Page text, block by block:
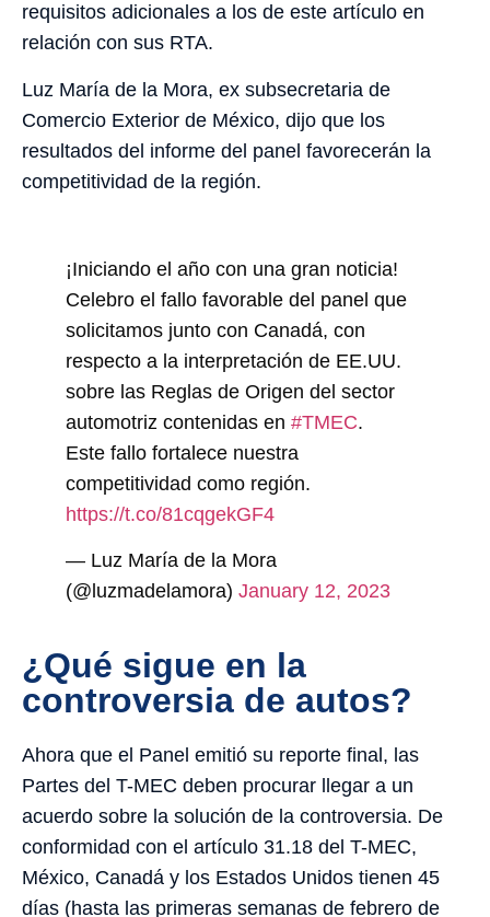
requisitos adicionales a los de este artículo en
relación con sus RTA.
Luz María de la Mora, ex subsecretaria de
Comercio Exterior de México, dijo que los
resultados del informe del panel favorecerán la
competitividad de la región.
¡Iniciando el año con una gran noticia!
Celebro el fallo favorable del panel que
solicitamos junto con Canadá, con
respecto a la interpretación de EE.UU.
sobre las Reglas de Origen del sector
automotriz contenidas en #TMEC.
Este fallo fortalece nuestra
competitividad como región.
https://t.co/81cqgekGF4
— Luz María de la Mora
(@luzmadelamora) January 12, 2023
¿Qué sigue en la
controversia de autos?
Ahora que el Panel emitió su reporte final, las
Partes del T-MEC deben procurar llegar a un
acuerdo sobre la solución de la controversia. De
conformidad con el artículo 31.18 del T-MEC,
México, Canadá y los Estados Unidos tienen 45
días (hasta las primeras semanas de febrero de